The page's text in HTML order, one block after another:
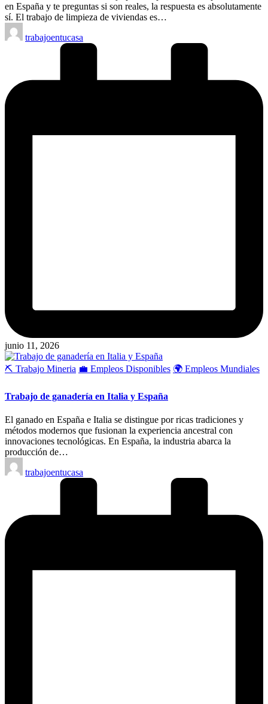
en España y te preguntas si son reales, la respuesta es absolutamente
sí. El trabajo de limpieza de viviendas es…
Publicado
por
trabajoentucasa
junio 11, 2026
Publicado
⛏️ Trabajo Mineria 💼 Empleos Disponibles 🌍 Empleos Mundiales
Trabajo de ganadería en Italia y España
El ganado en España e Italia se distingue por ricas tradiciones y
métodos modernos que fusionan la experiencia ancestral con
innovaciones tecnológicas. En España, la industria abarca la
producción de…
Publicado
por
trabajoentucasa